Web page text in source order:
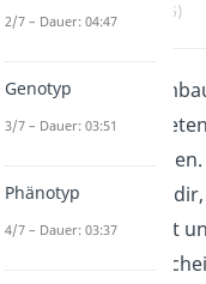
(00:16)
Mithilfe einer
kannst du das
Merkmalen
Beitrag erklären wir
der Analyse vorgehst
Erbgänge du
2/7 – Dauer: 04:47
Genotyp
3/7 – Dauer: 03:51
Phänotyp
4/7 – Dauer: 03:37